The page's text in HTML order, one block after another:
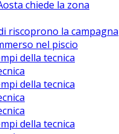
chiede la zona
riscoprono la campagna
nel piscio
della tecnica
della tecnica
della tecnica